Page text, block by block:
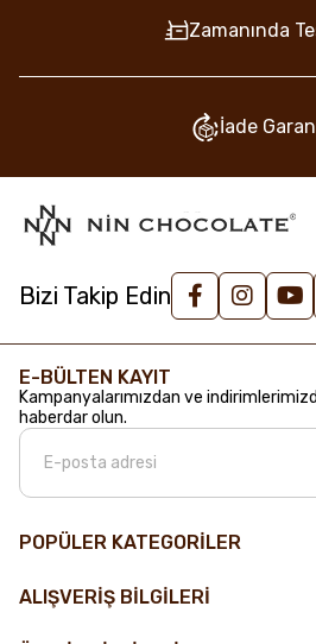
Zamanında
İade
Bizi Takip Edin
POPÜLER KATEGORİLER
ALIŞVERİŞ BİLGİLERİ
E-BÜLTEN KAYIT
Kampanyalarımızdan ve
haberdar olun.